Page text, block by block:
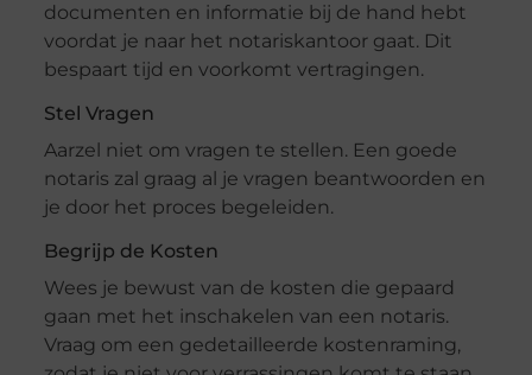
documenten en informatie bij de hand hebt
voordat je naar het notariskantoor gaat. Dit
bespaart tijd en voorkomt vertragingen.
Stel Vragen
Aarzel niet om vragen te stellen. Een goede
notaris zal graag al je vragen beantwoorden en
je door het proces begeleiden.
Begrijp de Kosten
Wees je bewust van de kosten die gepaard
gaan met het inschakelen van een notaris.
Vraag om een gedetailleerde kostenraming,